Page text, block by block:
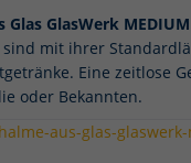
GlasWerk MEDIUM
sind mit ihrer
Eine zeitlose
oder Bekannten.